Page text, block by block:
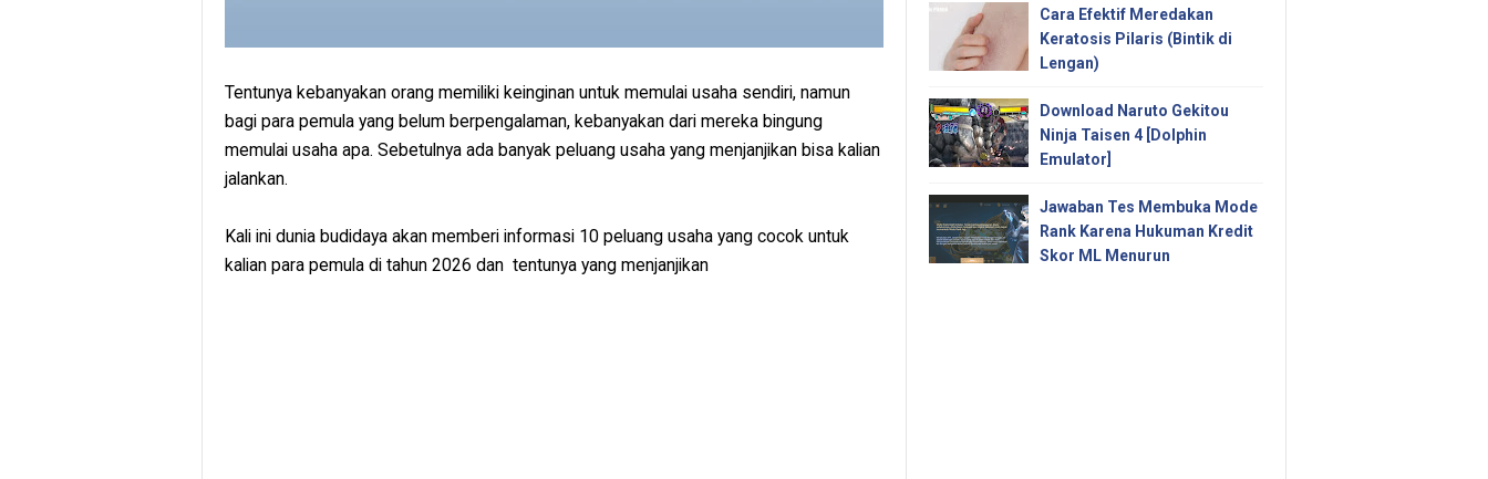
Tentunya kebanyakan orang memiliki keinginan untuk memulai usaha sendiri, namun
bagi para pemula yang belum berpengalaman, kebanyakan dari mereka bingung
memulai usaha apa. Sebetulnya ada banyak peluang usaha yang menjanjikan bisa kalian
jalankan.
Kali ini dunia budidaya akan memberi informasi 10 peluang usaha yang cocok untuk
kalian para pemula di tahun 2026 dan tentunya yang menjanjikan
Cara Efektif Meredakan
Keratosis Pilaris (Bintik di
Lengan)
Download Naruto Gekitou
Ninja Taisen 4 [Dolphin
Emulator]
Jawaban Tes Membuka Mode
Rank Karena Hukuman Kredit
Skor ML Menurun